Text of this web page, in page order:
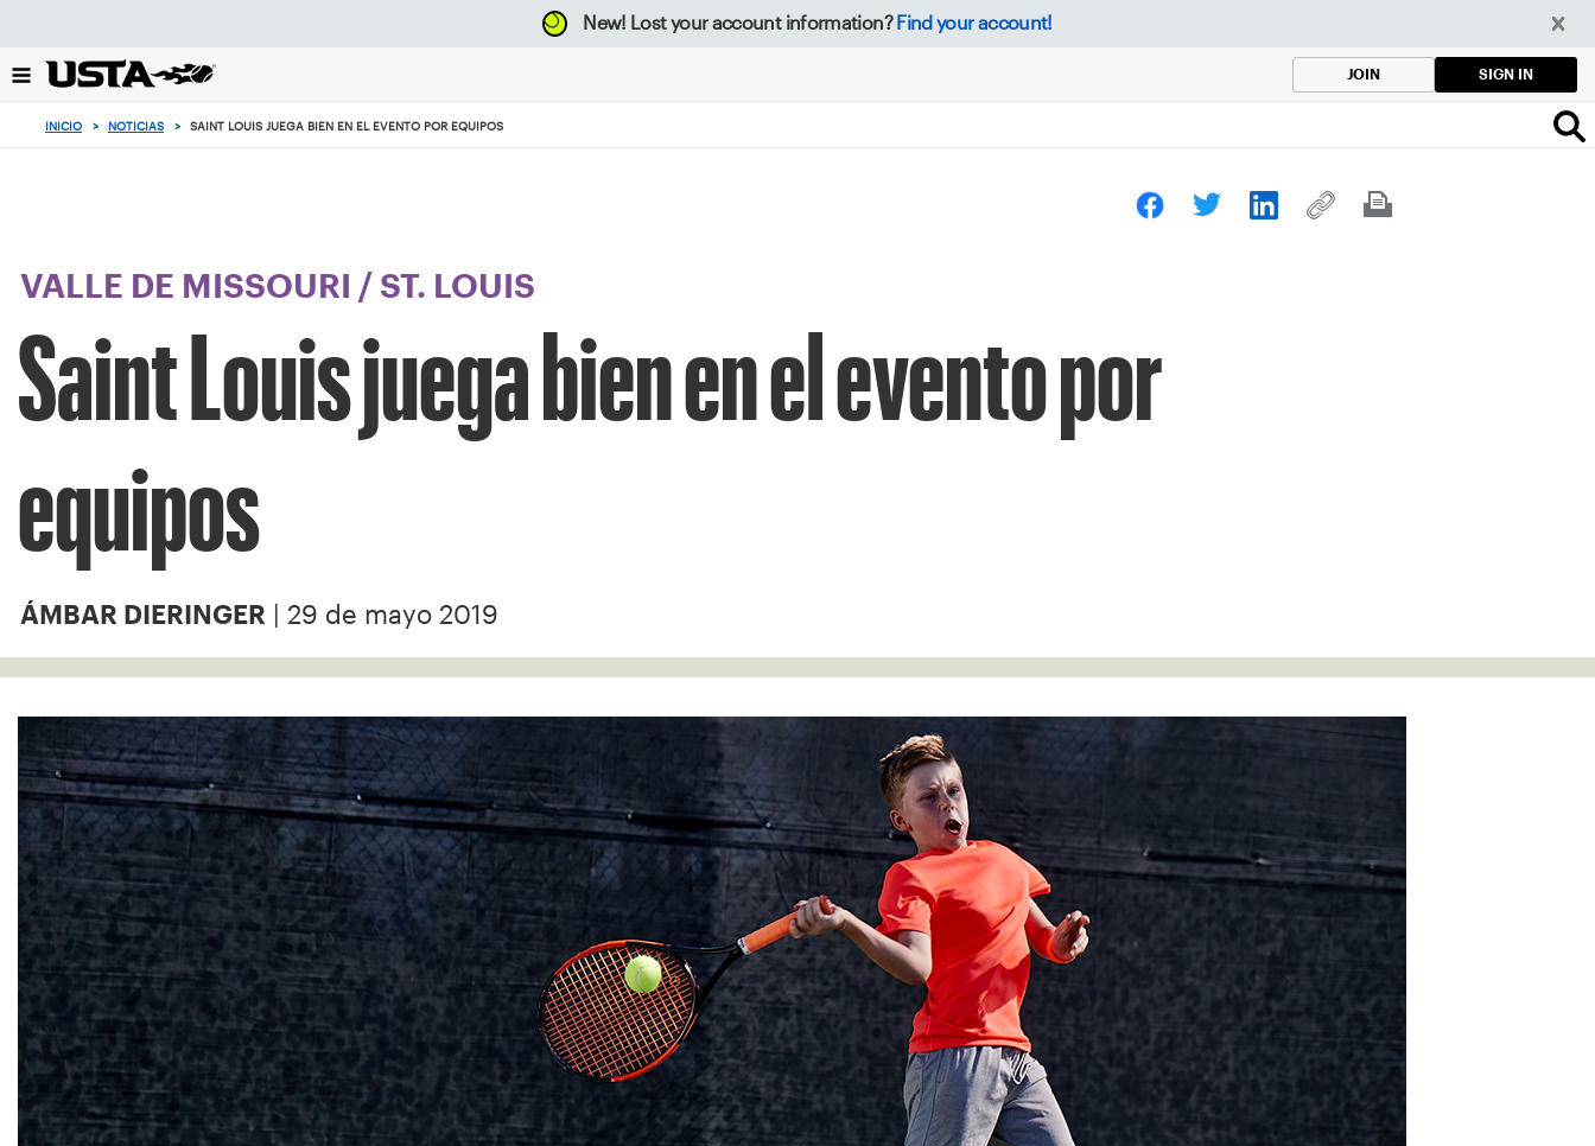
el
botón
New! Lost your account information? Find your account!
JOIN SIGN IN
INICIO > NOTICIAS > SAINT LOUIS JUEGA BIEN EN EL EVENTO POR EQUIPOS
VALLE DE MISSOURI / ST. LOUIS
Saint Louis juega bien en el evento por
equipos
ÁMBAR DIERINGER | 29 de mayo 2019